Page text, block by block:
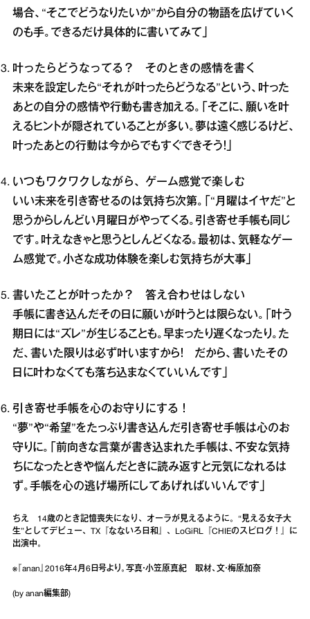
場合、“そこでどうなりたいか”から自分の物語を広げていく
のも手。できるだけ具体的に書いてみて」
叶ったらどうなってる？ そのときの感情を書く
未来を設定したら“それが叶ったらどうなる”という、叶った
あとの自分の感情や行動も書き加える。「そこに、願いを叶
えるヒントが隠されていることが多い。夢は遠く感じるけど、
叶ったあとの行動は今からでもすぐできそう！」
いつもワクワクしながら、ゲーム感覚で楽しむ
いい未来を引き寄せるのは気持ち次第。「“月曜はイヤだ”と
思うからしんどい月曜日がやってくる。引き寄せ手帳も同じ
です。叶えなきゃと思うとしんどくなる。最初は、気軽なゲー
ム感覚で。小さな成功体験を楽しむ気持ちが大事」
書いたことが叶ったか？ 答え合わせはしない
手帳に書き込んだその日に願いが叶うとは限らない。「叶う
期日には“ズレ”が生じることも。早まったり遅くなったり。た
だ、書いた限りは必ず叶いますから！ だから、書いたその
日に叶わなくても落ち込まなくていいんです」
引き寄せ手帳を心のお守りにする！
“夢”や“希望”をたっぷり書き込んだ引き寄せ手帳は心のお
守りに。「前向きな言葉が書き込まれた手帳は、不安な気持
ちになったときや悩んだときに読み返すと元気になれるは
ず。手帳を心の逃げ場所にしてあげればいいんです」
ちえ 14歳のとき記憶喪失になり、オーラが見えるように。“見える女子大
生”としてデビュー、TX『なないろ日和』、LoGiRL『CHIEのスピログ！』に
出演中。
※『anan』2016年4月6日号より。写真・小笠原真紀 取材、文・梅原加奈
(by anan編集部)